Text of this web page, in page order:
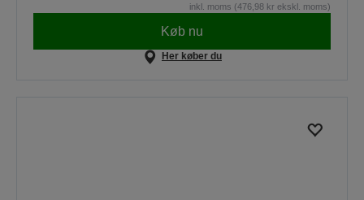
inkl. moms (476,98 kr ekskl. moms)
Køb nu
Her køber du